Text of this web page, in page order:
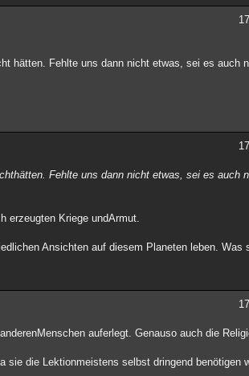
hätten. Fehlte uns dann nicht etwas, sei es auch
Fehlte uns dann nicht etwas, sei es auch
erzeugten Kriege undArmut.
Ansichten auf diesem Planeten leben. Was
auferlegt. Genauso auch die
sie die Lektionmeistens selbst dringend benötigen